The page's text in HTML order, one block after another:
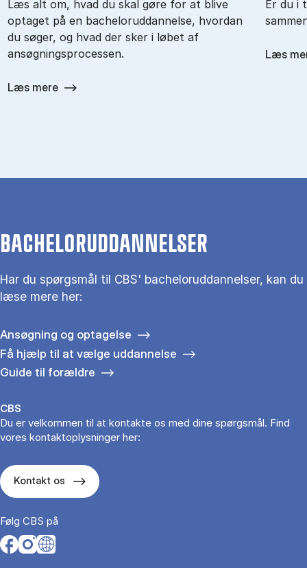
Læs alt om, hvad du skal gøre for at blive
optaget på en bacheloruddannelse, hvordan
du søger, og hvad der sker i løbet af
ansøgningsprocessen.
Læs mere
Er du i
Læs
BACHELORUDDANNELSER
Har du spørgsmål til CBS' bacheloruddannelser, kan du
læse mere her:
Ansøgning og optagelse
Få hjælp til at vælge uddannelse
Guide til forældre
CBS
Du er velkommen til at kontakte os med dine spørgsmål. Find
vores kontaktoplysninger her:
Kontakt os
Følg CBS på
Opens in a new tab
Opens in a new tab
Opens in a new tab